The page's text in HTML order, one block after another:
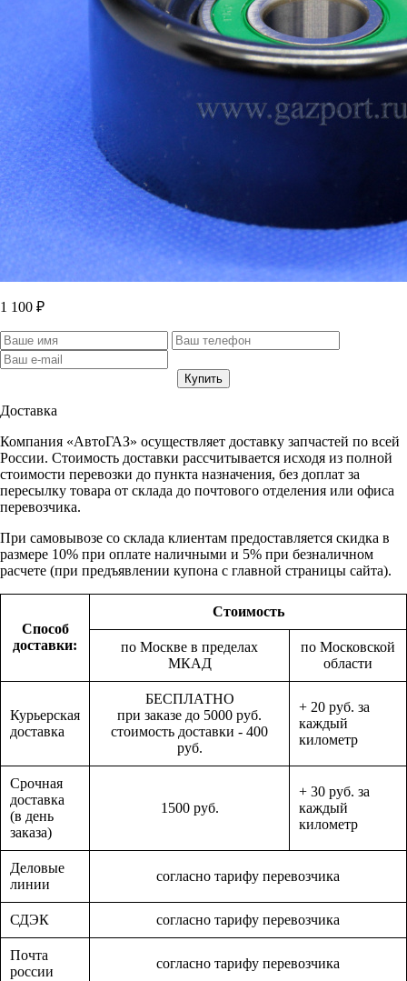
1 100 ₽
Доставка
Компания «АвтоГАЗ» осуществляет доставку запчастей по всей
России. Стоимость доставки рассчитывается исходя из полной
стоимости перевозки до пункта назначения, без доплат за
пересылку товара от склада до почтового отделения или офиса
перевозчика.
При самовывозе со склада клиентам предоставляется скидка в
размере 10% при оплате наличными и 5% при безналичном
расчете (при предъявлении купона с главной страницы сайта).
Способ
доставки:
Стоимость
по Москве в пределах
МКАД
по Московской
области
Курьерская
доставка
БЕСПЛАТНО
при заказе до 5000 руб.
стоимость доставки - 400
руб.
+ 20 руб. за
каждый
километр
Срочная
доставка
(в день
заказа)
1500 руб.
+ 30 руб. за
каждый
километр
Деловые
линии
согласно тарифу перевозчика
СДЭК согласно тарифу перевозчика
Почта
россии
согласно тарифу перевозчика